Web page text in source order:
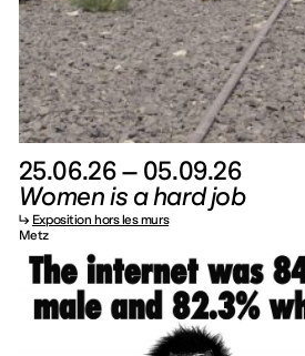
25.06.26 – 05.09.26
Women is a hard job
↳ Exposition hors les murs
Metz